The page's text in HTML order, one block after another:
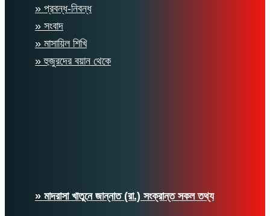
» প্রবন্ধ-নিবন্ধ
» সংবাদ
» মাসায়িল শিখি
» হুজুরদের বয়ান থেকে
» মাদরাসা খাতুনে জান্নাত (রা.) সংক্রান্ত সকল তথ্য